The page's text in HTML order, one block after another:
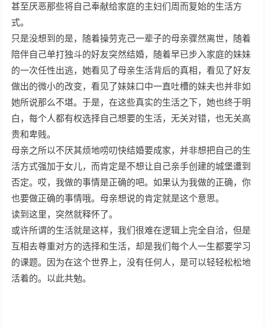
甚至厌恶那些将自己奉献给家庭的主妇们周而复始的生活方
式。
只是没想到的是，随着操劳克己一辈子的母亲骤然离世，随着
陪伴自己单打独斗的好友突然结婚，随着早已步入家庭的妹妹
的一次任性出逃，她看见了母亲生活背后的真相，看见了好友
做出的微小的改变，看见了妹妹口中一直吐槽的妹夫也并非如
她所说那么不堪。于是，在这些真实的生活之下，她也终于明
白，每个人都有权选择自己想要的生活，无关对错，也无关高
贵和卑贱。
母亲之所以不厌其烦地唠叨快结婚要成家，并非想把自己的生
活方式强加于女儿，而肯定是不想让自己亲手创建的城堡遭到
否定。哎，我做的事情是正确的吧。如果认为我做的正确，你
也要做正确的事情哦。母亲想说的肯定就是这个意思。
读到这里，突然就释怀了。
或许所谓的生活就是这样，我们很难在逻辑上完全自洽，但是
互相去尊重对方的选择和生活，却是我们每个人一生都要学习
的课题。因为在这个世界上，没有任何人，是可以轻轻松松地
活着的。以此共勉。